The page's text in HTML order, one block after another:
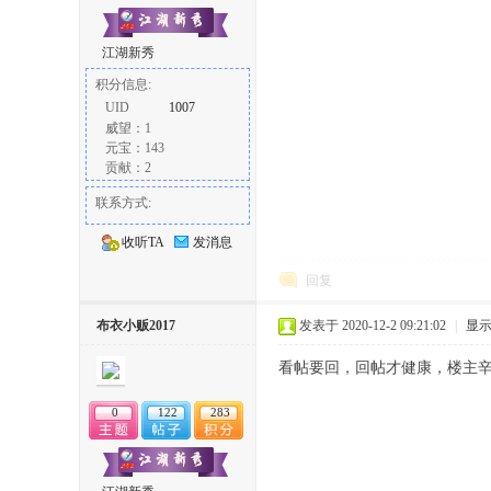
江湖新秀
积分信息:
UID
1007
威望：1
元宝：143
贡献：2
联系方式:
收听TA 发消息
回复
布衣小贩2017
0 122 283
发表于 2020-12-2 09:21:02 显
看帖要回，回帖才健康，楼主